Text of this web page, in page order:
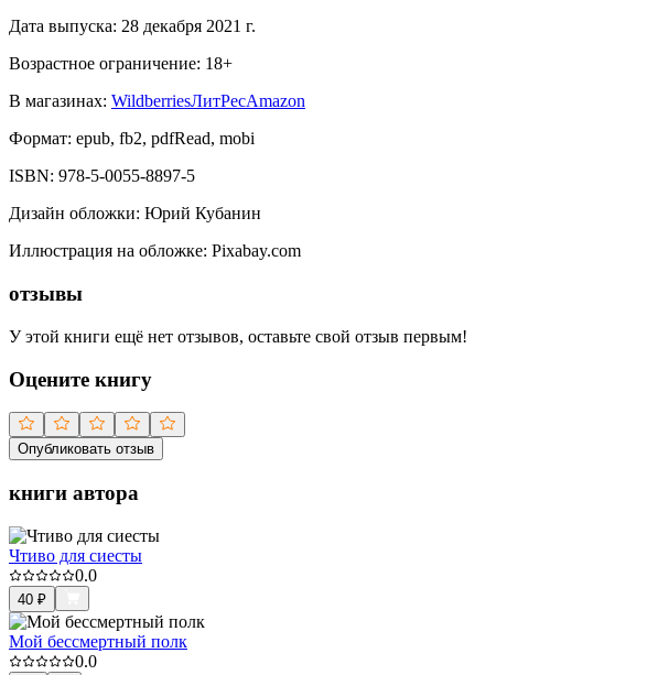
Дата выпуска: 28 декабря 2021 г.
Возрастное ограничение: 18+
В магазинах: WildberriesЛитРесAmazon
Формат: epub, fb2, pdfRead, mobi
ISBN: 978-5-0055-8897-5
Дизайн обложки: Юрий Кубанин
Иллюстрация на обложке: Pixabay.com
отзывы
У этой книги ещё нет отзывов, оставьте свой отзыв первым!
Оцените книгу
Опубликовать отзыв
книги автора
Чтиво для сиесты
0.0
40 ₽
Мой бессмертный полк
0.0